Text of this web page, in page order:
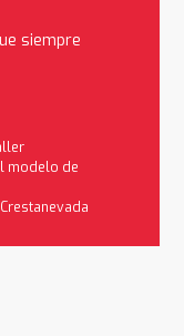
siempre
modelo de